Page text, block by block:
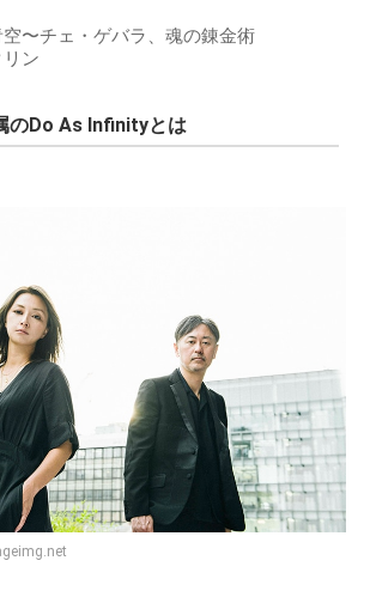
〜チェ・ゲバラ、魂の錬金術
リン
のDo As Infinityとは